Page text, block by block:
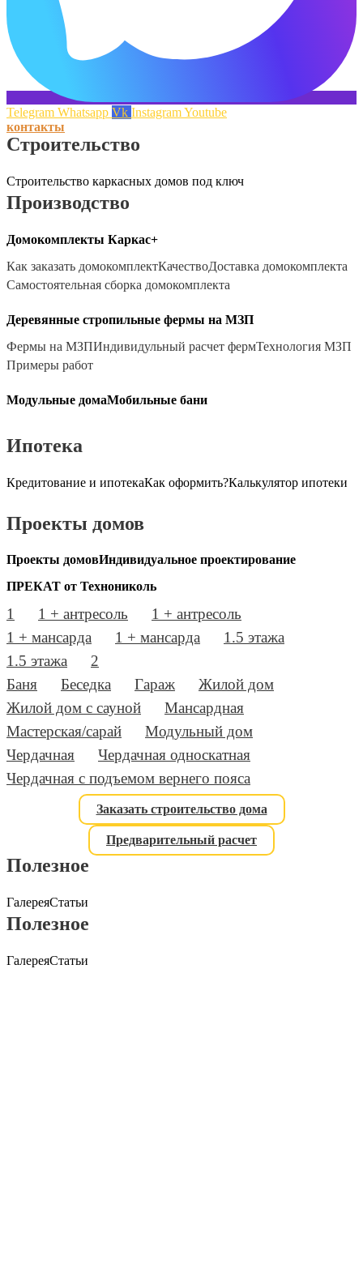
Telegram Whatsapp Vk InstagramYoutube
контакты
Строительство
Строительство каркасных домов под ключ
Производство
Домокомплекты Каркас+
Как заказать домокомплектКачествоДоставка домокомплекта
Самостоятельная сборка домокомплекта
Деревянные стропильные фермы на МЗП
Фермы на МЗПИндивидульный расчет фермТехнология МЗП
Примеры работ
Модульные домаМобильные бани
Ипотека
Кредитование и ипотекаКак оформить?Калькулятор ипотеки
Проекты домов
Проекты домовИндивидуальное проектирование
ПРЕКАТ от Технониколь
1 1 + антресоль
1 + антресоль
1 + мансарда
1 + мансарда
1.5 этажа
1.5 этажа
2
Баня
Беседка Гараж
Жилой дом
Жилой дом с сауной
Мансардная
Мастерская/сарай
Модульный дом
Чердачная
Чердачная односкатная
Чердачная с подъемом вернего пояса
Заказать строительство дома
Предварительный расчет
Полезное
ГалереяСтатьи
Полезное
ГалереяСтатьи